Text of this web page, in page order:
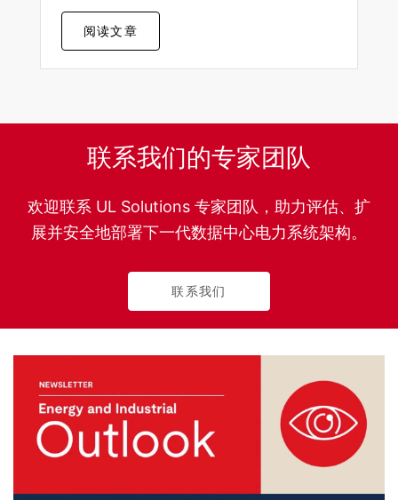
阅读文章
联系我们的专家团队
欢迎联系 UL Solutions 专家团队，助力评估、扩
展并安全地部署下一代数据中心电力系统架构。
联系我们